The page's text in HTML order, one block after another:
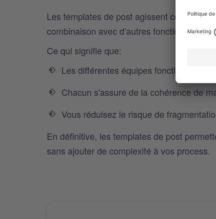
Les templates de post agissent comme
combinaison avec d’autres fonctionnalités
Ce qui signifie que:
Les différentes équipes fonctionnent
Chacun s'assure de la cohérence de
Vous réduisez le risque de
En définitive, les templates de post
sans ajouter de complexité à vos process.